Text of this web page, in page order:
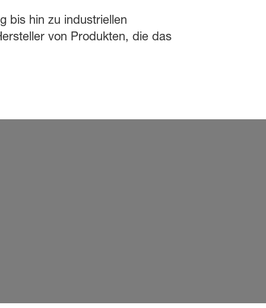
bis hin zu industriellen
von Produkten, die das